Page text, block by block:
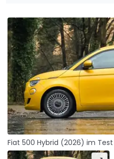
Fiat 500 Hybrid (2026) im Test